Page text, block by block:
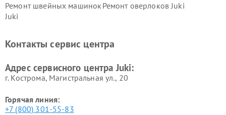
Ремонт швейных машинок
Juki
Ремонт оверлоков Juki
Контакты сервис центра
Адрес сервисного центра Juki:
г. Кострома, Магистральная ул., 20
Горячая линия:
+7 (800) 301-55-83